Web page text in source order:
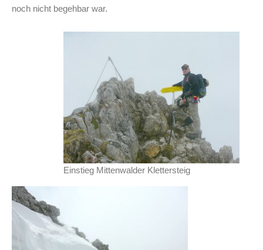
noch nicht begehbar war.
Einstieg Mittenwalder Klettersteig